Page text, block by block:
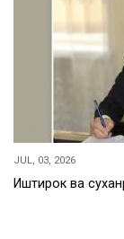
JUL, 03, 2026
Иштирок ва